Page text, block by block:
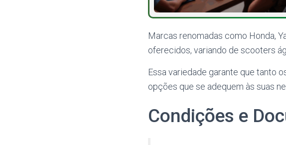
Marcas renomadas como Honda,
oferecidos, variando de scooters
Essa variedade garante que tanto
opções que se adequem às suas
Condições e